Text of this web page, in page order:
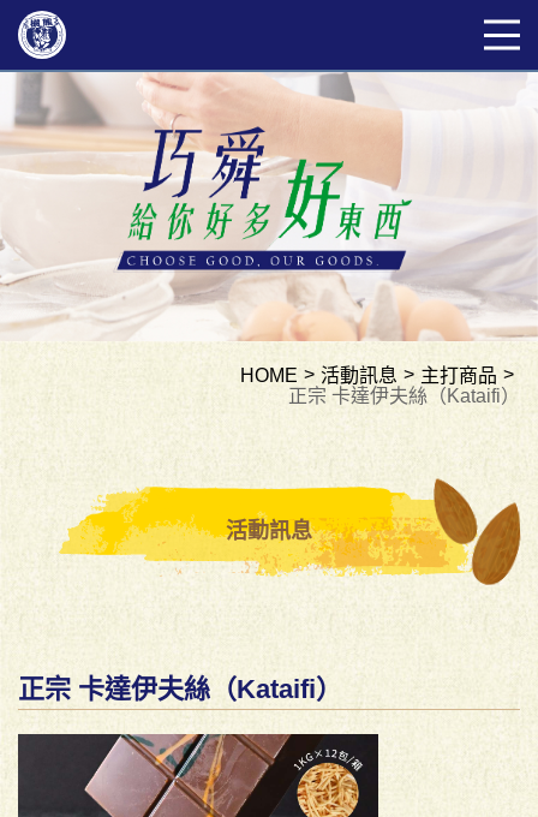
HOME 活動訊息
主打商品
正宗 卡達伊夫絲（Kataifi）
活動訊息
正宗 卡達伊夫絲（Kataifi）